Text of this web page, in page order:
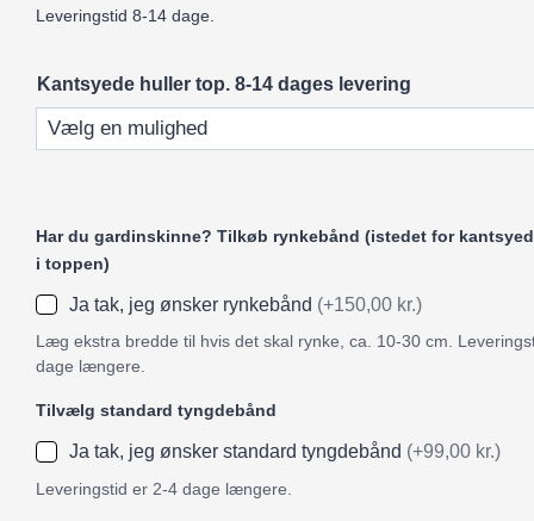
Leveringstid 8-14 dage.
Kantsyede huller top. 8-14 dages levering
Har du gardinskinne? Tilkøb rynkebånd (istedet for
i toppen)
Ja tak, jeg ønsker rynkebånd (+150,00 kr.)
Læg ekstra bredde til hvis det skal rynke, ca. 10-30 cm.
dage længere.
Tilvælg standard tyngdebånd
Ja tak, jeg ønsker standard tyngdebånd (+99,00 kr.)
Leveringstid er 2-4 dage længere.